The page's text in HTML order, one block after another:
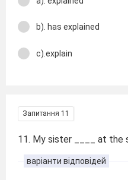
b). has explained
c).explain
Запитання 11
11. My sister ____ at the
варіанти відповідей